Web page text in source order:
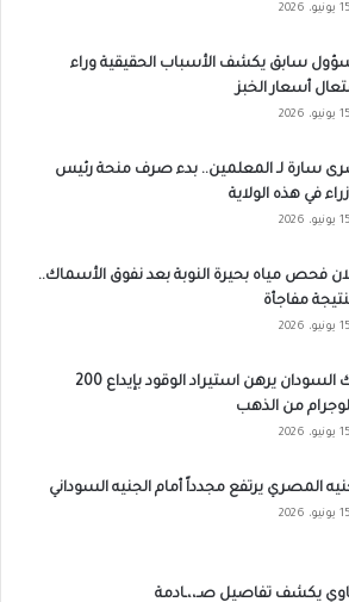
15 يونيو، 2026
سابق يكشف الأسباب الحقيقية وراء
أسعار الخبز
15 يونيو، 2026
سارة لـ المعلمين.. بدء صرف منحة رئيس
في هذه الولاية
15 يونيو، 2026
فحص مياه بحيرة النوبة بعد نفوق الأسماك..
مفاجأة
15 يونيو، 2026
بنك السودان يرهن استيراد الوقود بإيداع 200
من الذهب
15 يونيو، 2026
المصري يرتفع مجدداً أمام الجنيه السوداني
15 يونيو، 2026
يكشف تفاصيل صـ،،ـادمة